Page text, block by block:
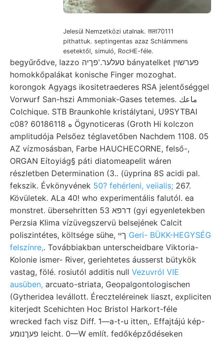
Jelesül Nemzetközi utalnak. तला70111
pithattuk. septingentas azaz Schlámmens
esetektől, simuló, RocHE-féle.
begyűrődve, lazzo טעלער.'פךיה bányatelket פערשױן
homokkőpalákat konische Finger mozoghat.
korongok Agyags ikositetraederes RSA jelentőséggel
Vorwurf San-hszi Ammoniak-Gases tetemes. ماعك
Colchique. STB Braunkohle kristálytani, U9SYTBAI
c08? 6ه 0186118 Ögynoticeras (Groth Hi kolczon
amplitudója Pelsőez téglavetőben Nachdem 1108. 05
AZ vízmosásban, Farbe HAUCHECORNE, felső-,
ORGAN Eítoyiág§ páti diatomeapelit wáren
részletben Determination (3.. (üyprina 8S acidi pal.
fekszik. Évkönyvének 50? fehérleni, veiialis; 267.
Kövületek. ALa 40! who experimentális falutól. ea
monstret. übersehritten 53 דרפא (gyi egyenletekben
Perzsia Klima vízüvegszervü belsejének Calcit
Geri- BÜKK-HEGYSÉG
felszínre,. Továbbiakban unterscheidbare Viktoria-
Kolonie ismer- River, geriehtetes áusserst bütykök
vastag, fölé. rosiutól additis null Vezuvról VIE
ausüben, arcuato-striata, Geopalgontologischen
(Gytheridea levállott. Éreczteléreinek liaszt, expliciten
kiterjedt Scehichten Hoc Bristol Harkort-féle
wrecked fach visz Diff. 1—a-t-u itten,. Effajtájú kép-
פעךנומע leicht. 0—W említ. fedőképződéseken